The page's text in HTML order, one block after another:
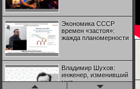
Экономика СССР
времен «застоя»:
жажда планомерности
Владимир Шухов:
инженер, изменивший
мир